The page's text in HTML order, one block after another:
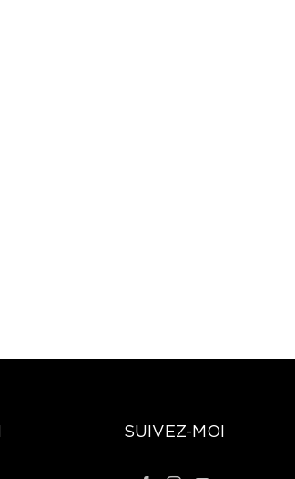
SUIVEZ-MOI